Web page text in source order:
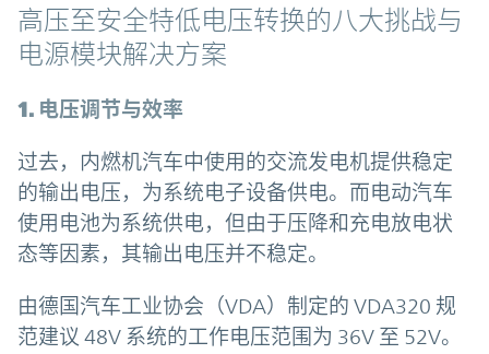
高压至安全特低电压转换的八大挑战与
电源模块解决方案
1. 电压调节与效率
过去，内燃机汽车中使用的交流发电机提供稳定
的输出电压，为系统电子设备供电。而电动汽车
使用电池为系统供电，但由于压降和充电放电状
态等因素，其输出电压并不稳定。
由德国汽车工业协会（VDA）制定的 VDA320 规
范建议 48V 系统的工作电压范围为 36V 至 52V。